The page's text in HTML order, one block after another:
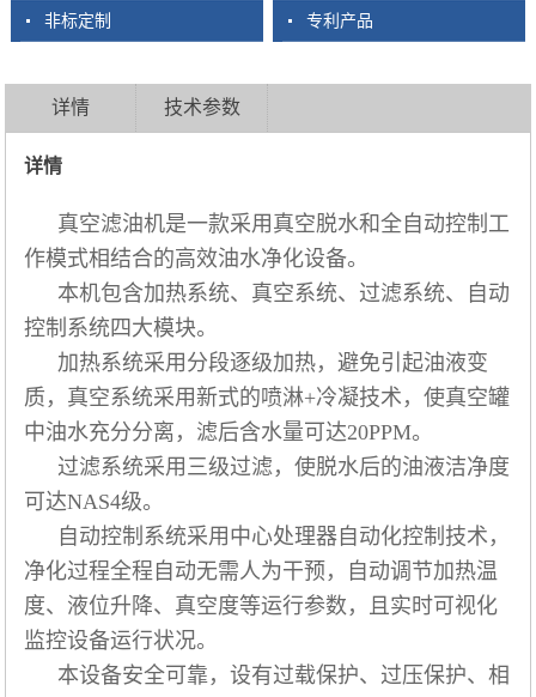
非标定制 专利产品
详情 技术参数
详情
真空滤油机是一款采用真空脱水和全自动控制工
作模式相结合的高效油水净化设备。
本机包含加热系统、真空系统、过滤系统、自动
控制系统四大模块。
加热系统采用分段逐级加热，避免引起油液变
质，真空系统采用新式的喷淋+冷凝技术，使真空罐
中油水充分分离，滤后含水量可达20PPM。
过滤系统采用三级过滤，使脱水后的油液洁净度
可达NAS4级。
自动控制系统采用中心处理器自动化控制技术，
净化过程全程自动无需人为干预，自动调节加热温
度、液位升降、真空度等运行参数，且实时可视化
监控设备运行状况。
本设备安全可靠，设有过载保护、过压保护、相